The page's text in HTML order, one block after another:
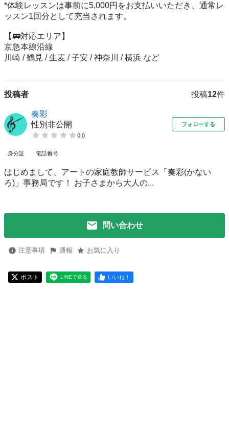
*体験レッスンは事前に5,000円をお支払いいただき、通常レ
ッスン1回分として充当されます。
【🚃対応エリア】
京急本線沿線
川崎 / 鶴見 / 生麦 / 子安 / 神奈川 / 横浜 など
投稿者 投稿12件
奏彩
性別非公開
0.0
フォローする
身分証 電話番号
はじめまして、アートの家庭教師サービス「奏彩(かない
ろ)」事務局です！ お子さまから大人の...
問い合わせ
注意事項 通報 お気に入り
ポスト LINEで送る いいね！